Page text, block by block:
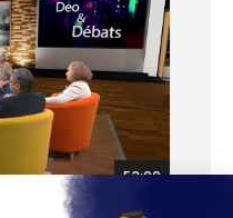
52:00
|| Deo et